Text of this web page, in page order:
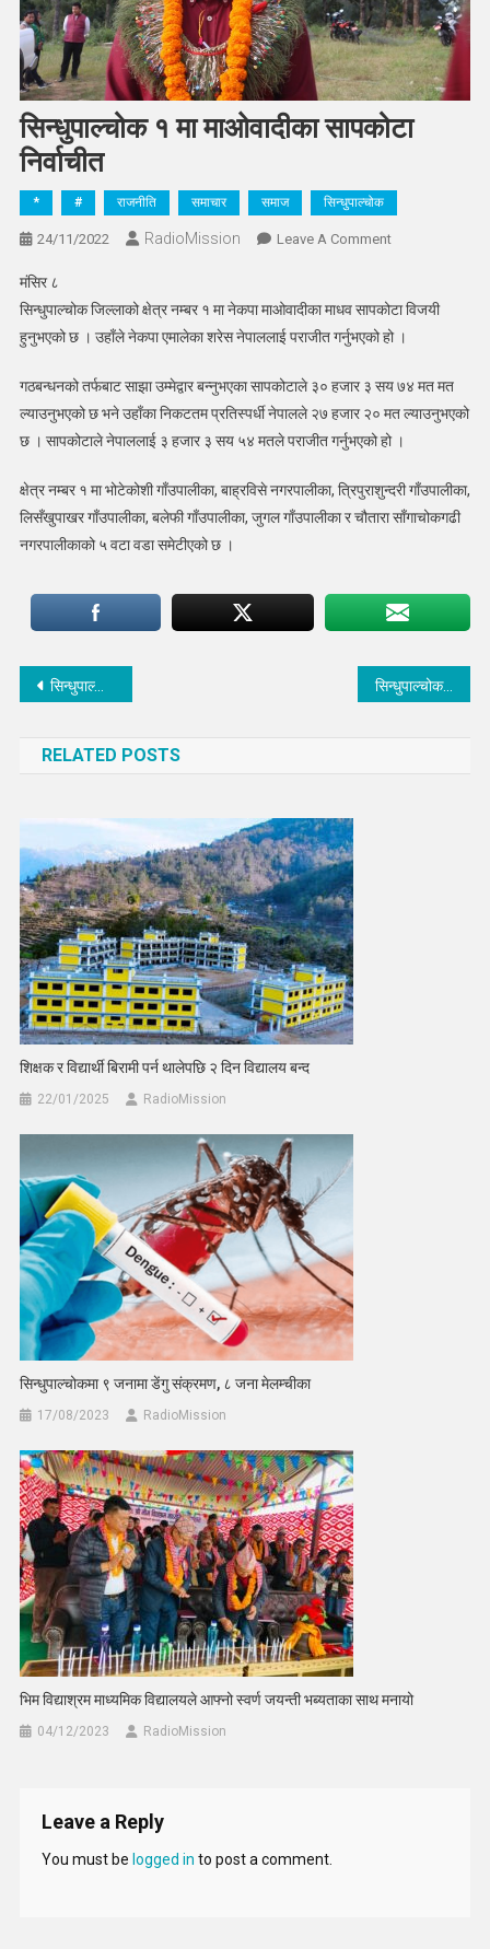
सिन्धुपाल्चोक १ मा माओवादीका सापकोटा
निर्वाचीत
* # राजनीति समाचार समाज सिन्धुपाल्चोक
24/11/2022 RadioMission Leave A CommentOn
मा
माओवादीका
निर्वाचीत
मंसिर ८
सिन्धुपाल्चोक जिल्लाको क्षेत्र नम्बर १ मा नेकपा माओवादीका माधव सापकोटा विजयी
हुनुभएको छ । उहाँले नेकपा एमालेका शरेस नेपाललाई पराजीत गर्नुभएको हो ।
गठबन्धनको तर्फबाट साझा उम्मेद्वार बन्नुभएका सापकोटाले ३० हजार ३ सय ७४ मत मत
ल्याउनुभएको छ भने उहाँका निकटतम प्रतिस्पर्धी नेपालले २७ हजार २० मत ल्याउनुभएको
छ । सापकोटाले नेपाललाई ३ हजार ३ सय ५४ मतले पराजीत गर्नुभएको हो ।
क्षेत्र नम्बर १ मा भोटेकोशी गाँउपालीका, बाह्रविसे नगरपालीका, त्रिपुराशुन्दरी गाँउपालीका,
लिसँखुपाखर गाँउपालीका, बलेफी गाँउपालीका, जुगल गाँउपालीका र चौतारा साँगाचोकगढी
नगरपालीकाको ५ वटा वडा समेटीएको छ ।
Post
सिन्धुपाल्चोक २ को प्रदेश (क) मा दुलाल विजयी सिन्धुपाल्चोक १ (ख) मा माओवादी केन्द्रका सरलसहयात्री विजयी
RELATED POSTS
शिक्षक र विद्यार्थी बिरामी पर्न थालेपछि २ दिन विद्यालय बन्द
22/01/2025 RadioMission
सिन्धुपाल्चोकमा ९ जनामा डेंगु संक्रमण, ८ जना मेलम्चीका
17/08/2023 RadioMission
भिम विद्याश्रम माध्यमिक विद्यालयले आफ्नो स्वर्ण जयन्ती भब्यताका साथ मनायो
04/12/2023 RadioMission
Leave a Reply
You must be logged in to post a comment.